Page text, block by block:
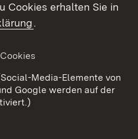
Datenschutz
Cookies
Cookies erhalten Sie in
.
Media-Elemente von
Google werden auf der